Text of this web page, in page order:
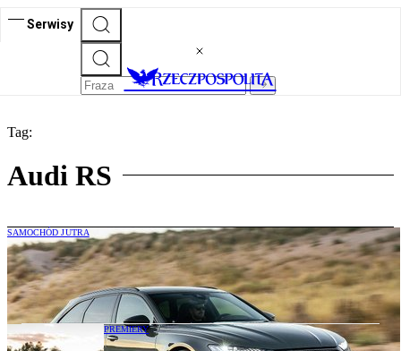
Serwisy
Tag:
Audi RS
SAMOCHÓD JUTRA
Audi RS6 w wersji sedan może powrócić.
Tyle, że z napędem elektrycznym
PREMIERY